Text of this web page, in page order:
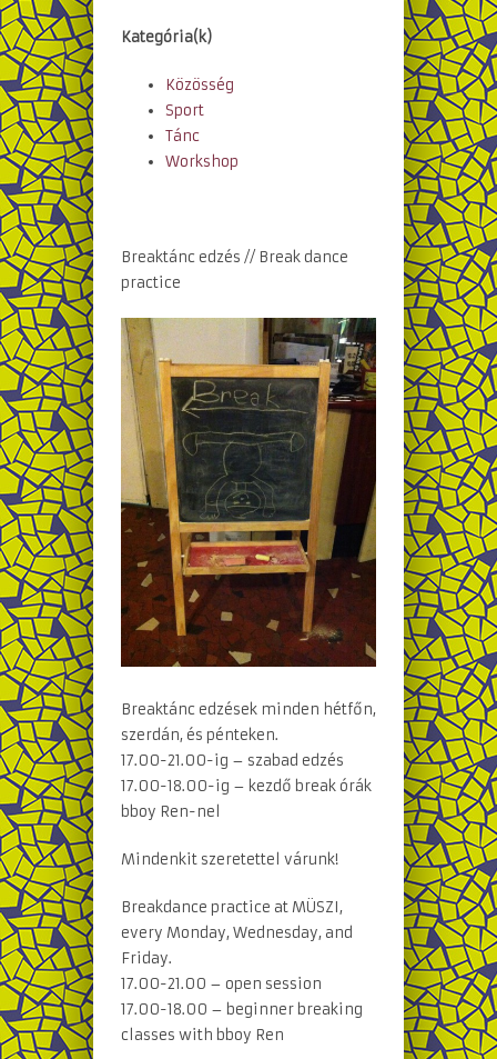
Kategória(k)
Közösség
Sport
Tánc
Workshop
Breaktánc edzés // Break dance
practice
Breaktánc edzések minden hétfőn,
szerdán, és pénteken.
17.00-21.00-ig – szabad edzés
17.00-18.00-ig – kezdő break órák
bboy Ren-nel
Mindenkit szeretettel várunk!
Breakdance practice at MÜSZI,
every Monday, Wednesday, and
Friday.
17.00-21.00 – open session
17.00-18.00 – beginner breaking
classes with bboy Ren